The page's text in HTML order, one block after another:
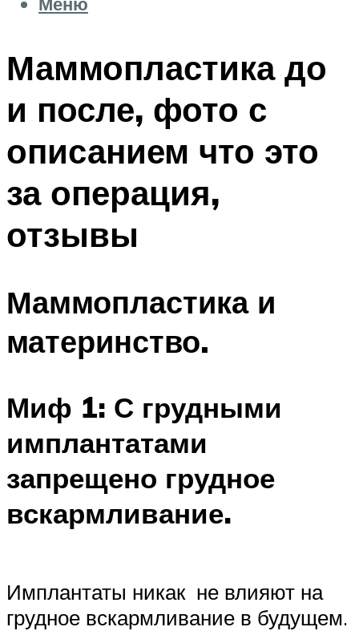
Маммопластика до
и после, фото с
описанием что это
за операция,
отзывы
Маммопластика и
материнство.
Миф 1: С грудными
имплантатами
запрещено грудное
вскармливание.
Имплантаты никак не влияют на
грудное вскармливание в будущем.